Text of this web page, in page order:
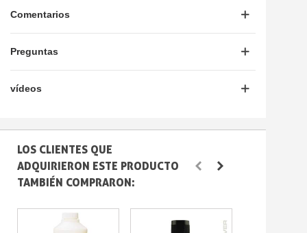
Comentarios
Preguntas
vídeos
LOS CLIENTES QUE
ADQUIRIERON ESTE PRODUCTO
TAMBIÉN COMPRARON: